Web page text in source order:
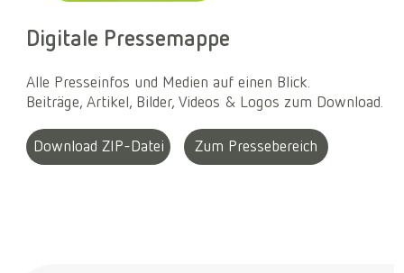
Digitale Pressemappe
Alle Presseinfos und Medien auf einen Blick.
Beiträge, Artikel, Bilder, Videos & Logos zum Download.
Download ZIP-Datei Zum Pressebereich